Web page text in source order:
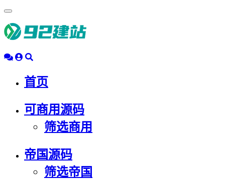
动
导
首页
可商用源码
筛选商用
帝国源码
筛选帝国